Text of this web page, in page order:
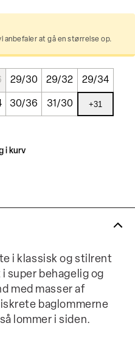
anbefaler at gå en størrelse op.
29/30 29/32 29/34
30/36 31/30 +31
i kurv
i klassisk og stilrent
super behagelig og
med masser af
baglommerne
lommer i siden.